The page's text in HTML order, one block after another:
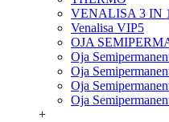
VENALISA 3 IN 1
Venalisa VIP5
OJA
Oja
Oja
Oja
Oja
+